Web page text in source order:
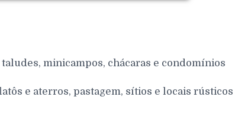
minicampos, chácaras e condomínios
e aterros, pastagem, sítios e locais rústicos